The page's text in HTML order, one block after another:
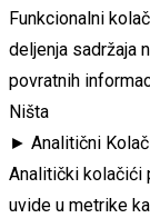
Funkcionalni
deljenja sadržaja
povratnih
Ništa
► Analitični
Analitički kolačići
uvide u metrike